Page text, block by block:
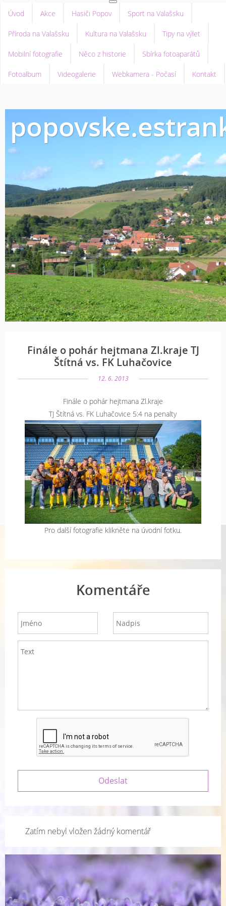
Úvod Akce Hasiči Popov Sport na Valašsku
Příroda na Valašsku Kultura na Valašsku Tipy na výlet
Mobilní fotografie Něco z historie Sbírka fotoaparátů
Fotoalbum Videogalerie Webkamera - Počasí Kontakt
Finále o pohár hejtmana Zl.kraje TJ
Štítná vs. FK Luhačovice
12. 6. 2013
Finále o pohár hejtmana Zl.kraje
TJ Štítná vs. FK Luhačovice 5:4 na penalty
Pro další fotografie klikněte na úvodní fotku.
Komentáře
Zatím nebyl vložen žádný komentář